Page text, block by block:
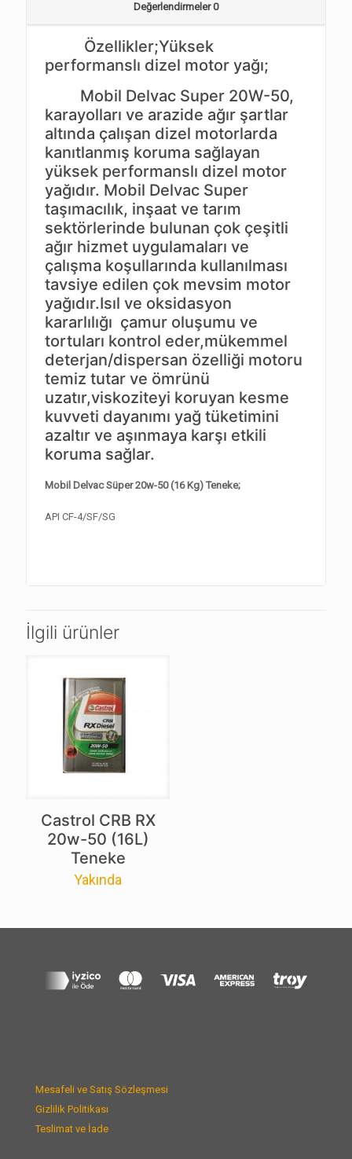
Değerlendirmeler0
Özellikler;Yüksek
performanslı dizel motor yağı;
Mobil Delvac Super 20W-50,
karayolları ve arazide ağır şartlar
altında çalışan dizel motorlarda
kanıtlanmış koruma sağlayan
yüksek performanslı dizel motor
yağıdır. Mobil Delvac Super
taşımacılık, inşaat ve tarım
sektörlerinde bulunan çok çeşitli
ağır hizmet uygulamaları ve
çalışma koşullarında kullanılması
tavsiye edilen çok mevsim motor
yağıdır.Isıl ve oksidasyon
kararlılığı çamur oluşumu ve
tortuları kontrol eder,mükemmel
deterjan/dispersan özelliği motoru
temiz tutar ve ömrünü
uzatır,viskoziteyi koruyan kesme
kuvveti dayanımı yağ tüketimini
azaltır ve aşınmaya karşı etkili
koruma sağlar.
Mobil Delvac Süper 20w-50 (16 Kg) Teneke;
API CF-4/SF/SG
İlgili ürünler
Castrol CRB RX
20w-50 (16L)
Teneke
Yakında
Mesafeli ve Satış Sözleşmesi
Gizlilik Politikası
Teslimat ve İade